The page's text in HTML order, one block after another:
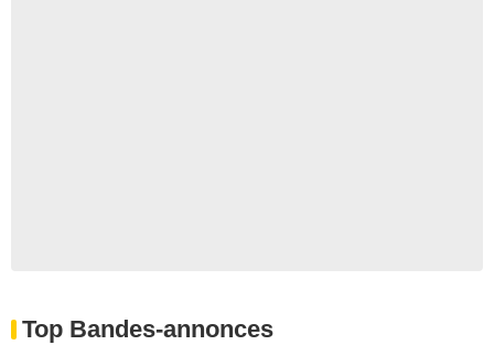
Top Bandes-annonces